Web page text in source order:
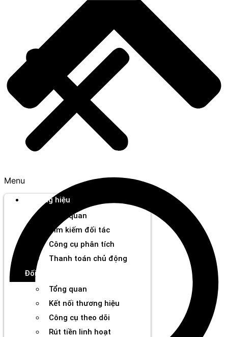
Menu
Thương hiệu
Tổng quan
Tìm kiếm đối tác
Công cụ phân tích
Thanh toán chủ động
Đối tác
Tổng quan
Kết nối thương hiệu
Công cụ theo dõi
Rút tiền linh hoạt